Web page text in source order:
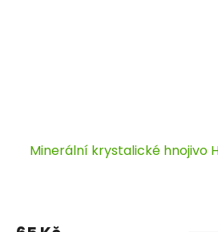
Minerální krystalické hnojivo